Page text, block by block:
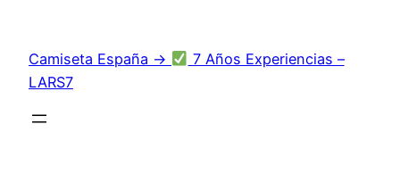
contenido
Camiseta España →
7 Años Experiencias –
LARS7